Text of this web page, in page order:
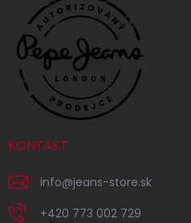
KONTAKT
info@jeans-store.sk
+420 773 002 729